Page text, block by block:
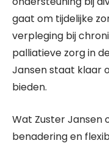
gaat om tijdelijke
verpleging bij
palliatieve zorg in
Jansen staat klaar
bieden.
Wat Zuster Jansen
benadering en